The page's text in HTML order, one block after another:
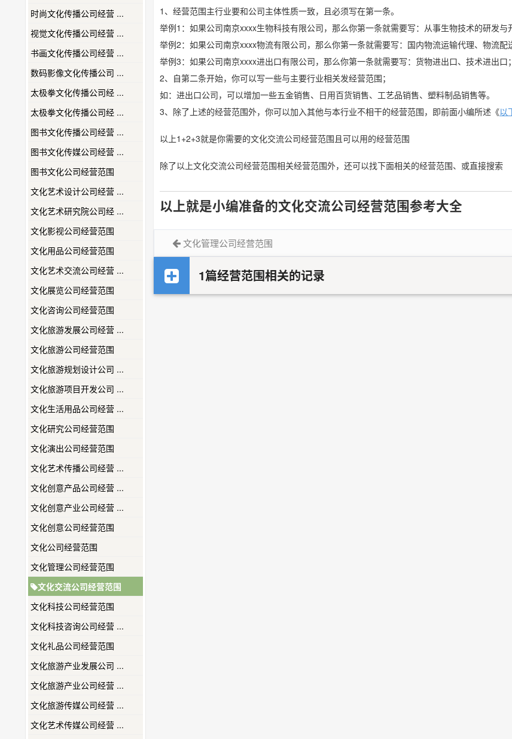
时尚文化传播公司经营 ...
视觉文化传播公司经营 ...
书画文化传播公司经营 ...
数码影像文化传播公司 ...
太极拳文化传播公司经 ...
太极拳文化传播公司经 ...
图书文化传播公司经营 ...
图书文化传媒公司经营 ...
图书文化公司经营范围
文化艺术设计公司经营 ...
文化艺术研究院公司经 ...
文化影视公司经营范围
文化用品公司经营范围
文化艺术交流公司经营 ...
文化展览公司经营范围
文化咨询公司经营范围
文化旅游发展公司经营 ...
文化旅游公司经营范围
文化旅游规划设计公司 ...
文化旅游项目开发公司 ...
文化生活用品公司经营 ...
文化研究公司经营范围
文化演出公司经营范围
文化艺术传播公司经营 ...
文化创意产品公司经营 ...
文化创意产业公司经营 ...
文化创意公司经营范围
文化公司经营范围
文化管理公司经营范围
文化交流公司经营范围
文化科技公司经营范围
文化科技咨询公司经营 ...
文化礼品公司经营范围
文化旅游产业发展公司 ...
文化旅游产业公司经营 ...
文化旅游传媒公司经营 ...
文化艺术传媒公司经营 ...
1、经营范围主行业要和公司主体性质一致，且必须写在第一条。
举例1：如果公司南京xxxx生物科技有限公司，那么你第一条就需要写：从事生物技术的研发与
举例2：如果公司南京xxxx物流有限公司，那么你第一条就需要写：国内物流运输代理、物流配
举例3：如果公司南京xxxx进出口有限公司，那么你第一条就需要写：货物进出口、技术进出口；
2、自第二条开始，你可以写一些与主要行业相关发经营范围；
如：进出口公司，可以增加一些五金销售、日用百货销售、工艺品销售、塑料制品销售等。
3、除了上述的经营范围外，你可以加入其他与本行业不相干的经营范围，即前面小编所述《以
以上1+2+3就是你需要的文化交流公司经营范围且可以用的经营范围
除了以上文化交流公司经营范围相关经营范围外，还可以找下面相关的经营范围、或直接搜索
以上就是小编准备的文化交流公司经营范围参考大全
文化管理公司经营范围
1篇经营范围相关的记录